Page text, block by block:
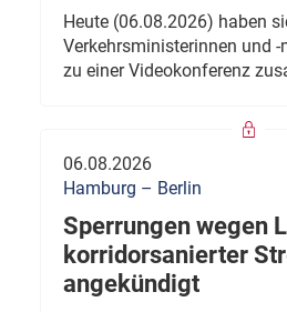
Heute (06.08.2026) haben
Verkehrsministerinnen und
zu einer Videokonferenz
06.08.2026
Hamburg – Berlin
Sperrungen wegen
korridorsanierter
angekündigt